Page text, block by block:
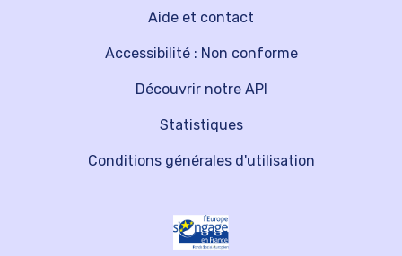
Découvrir notre API
Aide et contact
Statistiques
Accessibilité : Non conforme
Conditions générales d'utilisation